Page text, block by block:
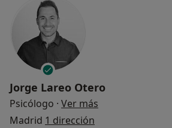
Jorge Lareo Otero
Psicólogo · Ver más
Madrid 1 dirección